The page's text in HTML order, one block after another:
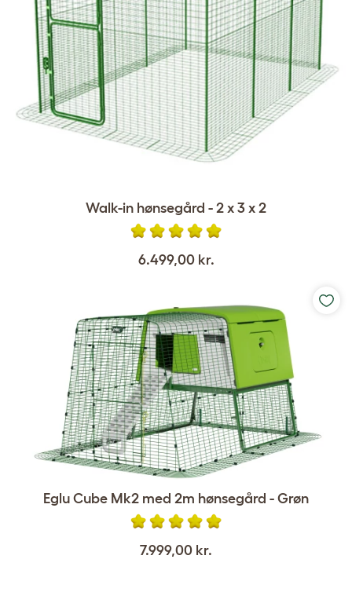
Walk-in hønsegård - 2 x 3 x 2
6.499,00 kr.
Eglu Cube Mk2 med 2m hønsegård - Grøn
7.999,00 kr.